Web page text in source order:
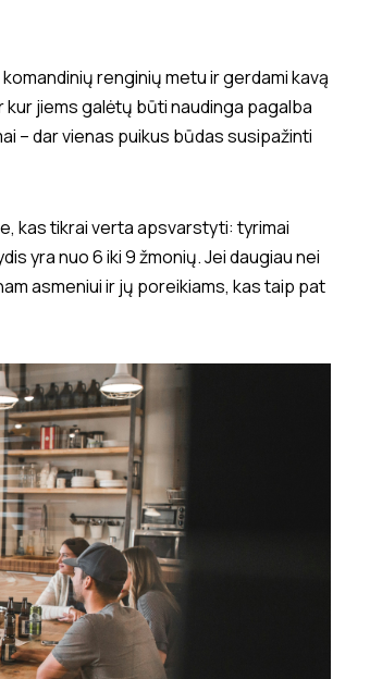
renginių metu ir gerdami kavą
jiems galėtų būti naudinga pagalba
– dar vienas puikus būdas susipažinti
kas tikrai verta apsvarstyti: tyrimai
yra nuo 6 iki 9 žmonių. Jei daugiau nei
asmeniui ir jų poreikiams, kas taip pat